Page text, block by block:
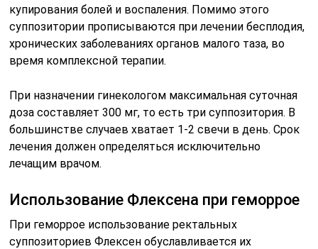
купирования болей и воспаления. Помимо этого
суппозитории прописываются при лечении бесплодия,
хронических заболеваниях органов малого таза, во
время комплексной терапии.
При назначении гинекологом максимальная суточная
доза составляет 300 мг, то есть три суппозитория. В
большинстве случаев хватает 1-2 свечи в день. Срок
лечения должен определяться исключительно
лечащим врачом.
Использование Флексена при геморрое
При геморрое использование ректальных
суппозиториев Флексен обуславливается их